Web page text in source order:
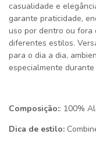
casualidade e
garante praticidade,
uso por dentro ou fora
diferentes estilos.
para o dia a dia,
especialmente
Composição:: 100%
Dica de estilo: